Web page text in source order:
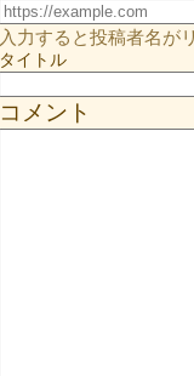
入力すると投稿者名が
タイトル
コメント